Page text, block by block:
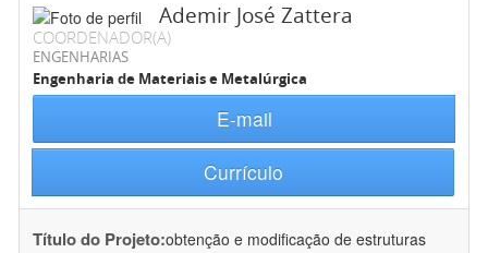
Ademir José Zattera
COORDENADOR(A)
ENGENHARIAS
Engenharia de Materiais e Metalúrgica
E-mail
Currículo
Título do Projeto:obtenção e modificação de estruturas